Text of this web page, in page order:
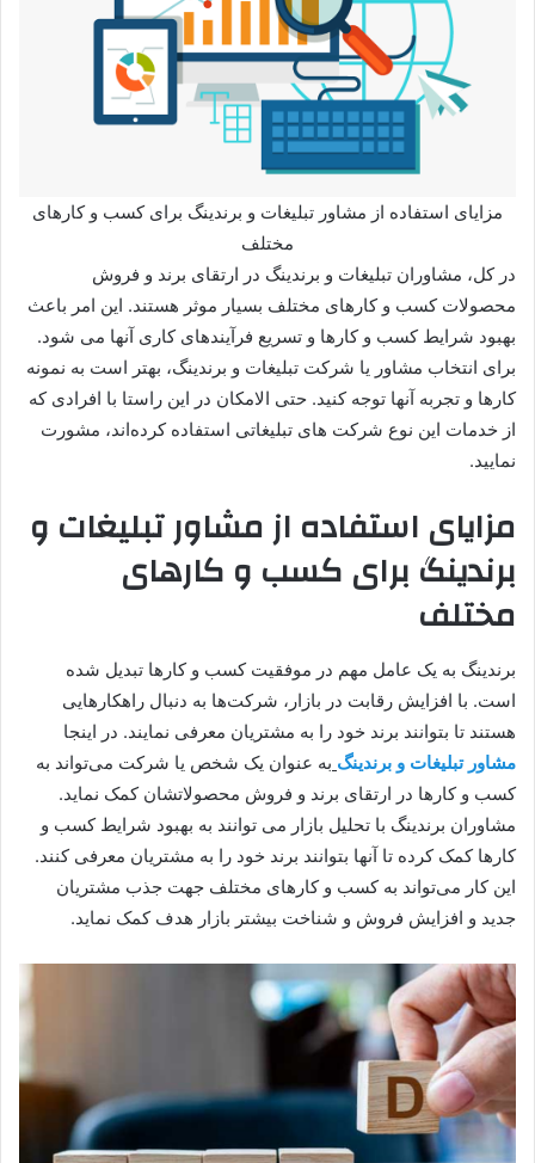
مزایای استفاده از مشاور تبلیغات و برندینگ برای کسب و کارهای
مختلف
در کل، مشاوران تبلیغات و برندینگ در ارتقای برند و فروش
محصولات کسب و کارهای مختلف بسیار موثر هستند. این امر باعث
بهبود شرایط کسب و کارها و تسریع فرآیندهای کاری آنها می شود.
برای انتخاب مشاور یا شرکت تبلیغات و برندینگ، بهتر است به نمونه
کارها و تجربه آنها توجه کنید. حتی الامکان در این راستا با افرادی که
از خدمات این نوع شرکت های تبلیغاتی استفاده کرده‌اند، مشورت
نمایید.
مزایای استفاده از مشاور تبلیغات و
برندینگ برای کسب و کارهای
مختلف
برندینگ به یک عامل مهم در موفقیت کسب و کارها تبدیل شده‌
است. با افزایش رقابت در بازار، شرکت‌ها به دنبال راهکارهایی
هستند تا بتوانند برند خود را به مشتریان معرفی نمایند. در اینجا
مشاور تبلیغات و برندینگ به عنوان یک شخص یا شرکت می‌تواند به
کسب و کارها در ارتقای برند و فروش محصولاتشان کمک نماید.
مشاوران برندینگ با تحلیل بازار می توانند به بهبود شرایط کسب و
کارها کمک کرده تا آنها بتوانند برند خود را به مشتریان معرفی کنند.
این کار می‌تواند به کسب و کارهای مختلف جهت جذب مشتریان
جدید و افزایش فروش و شناخت بیشتر بازار هدف کمک نماید.